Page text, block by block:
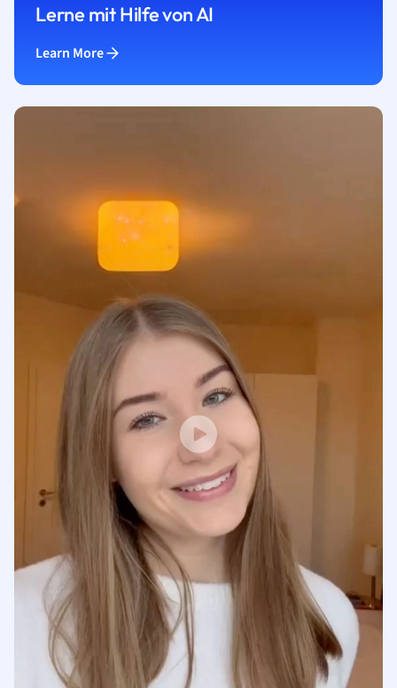
Lerne mit Hilfe von AI
Learn More